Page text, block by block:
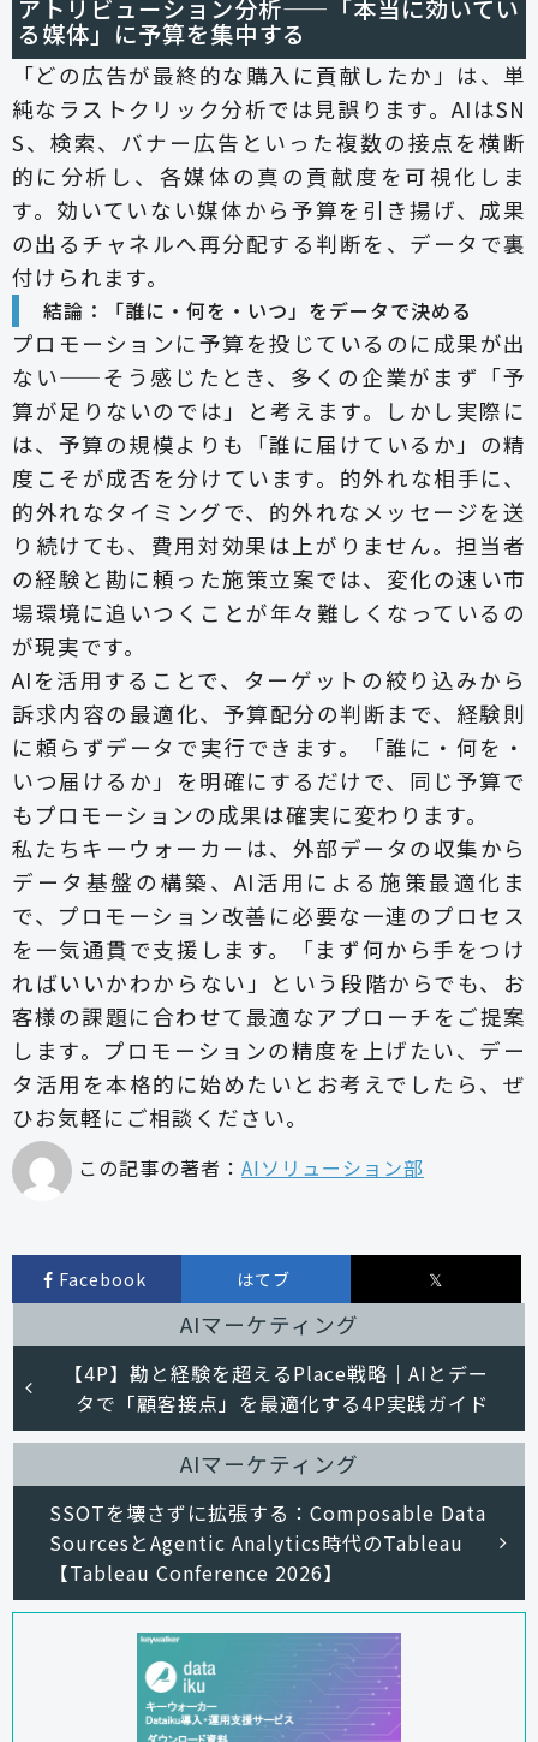
アトリビューション分析——「本当に効いてい
る媒体」に予算を集中する
「どの広告が最終的な購入に貢献したか」は、単
純なラストクリック分析では見誤ります。AIはSN
S、検索、バナー広告といった複数の接点を横断
的に分析し、各媒体の真の貢献度を可視化しま
す。効いていない媒体から予算を引き揚げ、成果
の出るチャネルへ再分配する判断を、データで裏
付けられます。
結論：「誰に・何を・いつ」をデータで決める
プロモーションに予算を投じているのに成果が出
ない——そう感じたとき、多くの企業がまず「予
算が足りないのでは」と考えます。しかし実際に
は、予算の規模よりも「誰に届けているか」の精
度こそが成否を分けています。的外れな相手に、
的外れなタイミングで、的外れなメッセージを送
り続けても、費用対効果は上がりません。担当者
の経験と勘に頼った施策立案では、変化の速い市
場環境に追いつくことが年々難しくなっているの
が現実です。
AIを活用することで、ターゲットの絞り込みから
訴求内容の最適化、予算配分の判断まで、経験則
に頼らずデータで実行できます。「誰に・何を・
いつ届けるか」を明確にするだけで、同じ予算で
もプロモーションの成果は確実に変わります。
私たちキーウォーカーは、外部データの収集から
データ基盤の構築、AI活用による施策最適化ま
で、プロモーション改善に必要な一連のプロセス
を一気通貫で支援します。「まず何から手をつけ
ればいいかわからない」という段階からでも、お
客様の課題に合わせて最適なアプローチをご提案
します。プロモーションの精度を上げたい、デー
タ活用を本格的に始めたいとお考えでしたら、ぜ
ひお気軽にご相談ください。
この記事の著者： AIソリューション部
Facebook はてブ 𝕏
AIマーケティング
【4P】勘と経験を超えるPlace戦略｜AIとデー
タで「顧客接点」を最適化する4P実践ガイド
AIマーケティング
SSOTを壊さずに拡張する：Composable Data
SourcesとAgentic Analytics時代のTableau
【Tableau Conference 2026】